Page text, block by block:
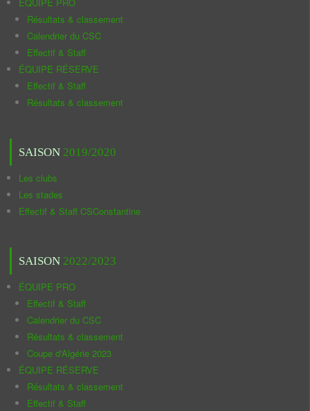
Résultats & classement
Calendrier du CSC
Effectif & Staff
ÉQUIPE RÉSERVE
Effectif & Staff
Résultats & classement
SAISON 2019/2020
Les clubs
Les stades
Effectif & Staff CSConstantine
SAISON 2022/2023
ÉQUIPE PRO
Effectif & Staff
Calendrier du CSC
Résultats & classement
Coupe d'Algérie 2023
ÉQUIPE RÉSERVE
Résultats & classement
Effectif & Staff